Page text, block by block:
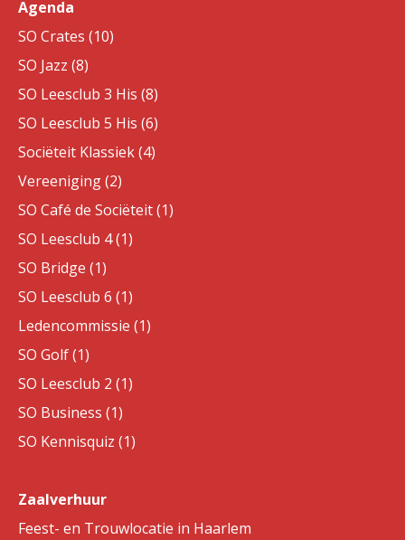
Agenda
SO Crates (10)
SO Jazz (8)
SO Leesclub 3 His (8)
SO Leesclub 5 His (6)
Sociëteit Klassiek (4)
Vereeniging (2)
SO Café de Sociëteit (1)
SO Leesclub 4 (1)
SO Bridge (1)
SO Leesclub 6 (1)
Ledencommissie (1)
SO Golf (1)
SO Leesclub 2 (1)
SO Business (1)
SO Kennisquiz (1)
Zaalverhuur
Feest- en Trouwlocatie in Haarlem